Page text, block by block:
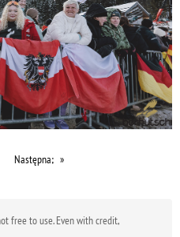
Następna;
free to use. Even with credit,